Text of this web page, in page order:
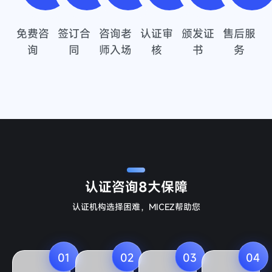
免费咨
询
签订合
同
咨询老
师入场
认证审
核
颁发证
书
售后服
务
认证咨询8大保障
认证机构选择困难，MICEZ帮助您
01 02 03 04